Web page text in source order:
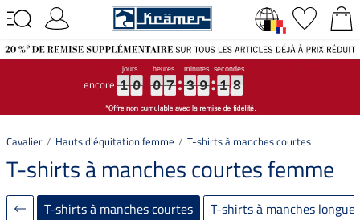
encore 1
1
1
1 0
0
0
0 0
0
0
0 7
7
7
7 3
3
3
3 9
9
9
9 1
1
1
1 7
7
7
7
Cavalier Hauts d'équitation femme T-shirts à manches courtes
T-shirts à manches courtes femme
T-shirts à manches courtes T-shirts à manches longues